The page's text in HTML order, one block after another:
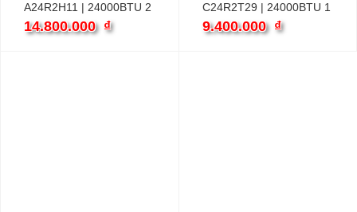
A24R2H11 | 24000BTU 2
chiều inverter
14.800.000 ₫
C24R2T29 | 24000BTU 1
chiều inverter
9.400.000 ₫